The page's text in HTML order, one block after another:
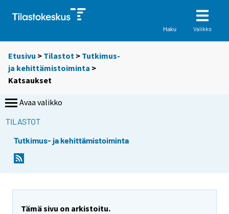
Haku Valikko
Etusivu > Tilastot > Tutkimus-
ja kehittämistoiminta >
Katsaukset
Avaa valikko
TILASTOT
Tutkimus- ja kehittämistoiminta
Tämä sivu on arkistoitu.